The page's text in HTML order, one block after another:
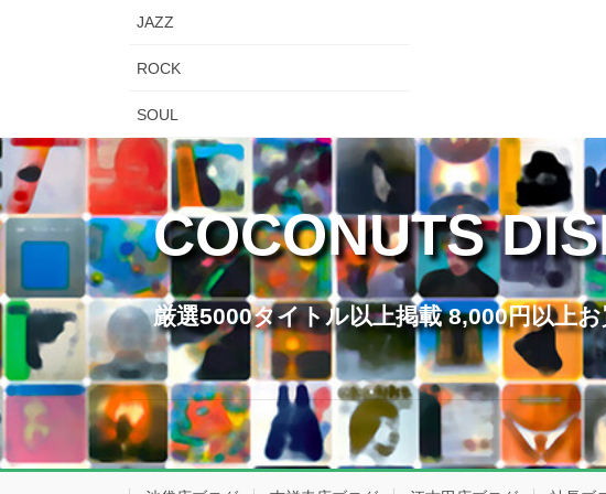
JAZZ
ROCK
SOUL
COCONUTS
厳選5000タイトル以上掲載 8,000円以上